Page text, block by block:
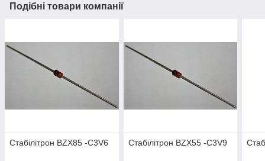
Подібні товари компанії
Стабілітрон BZX85 -C3V6 Стабілітрон BZX55 -C3V9